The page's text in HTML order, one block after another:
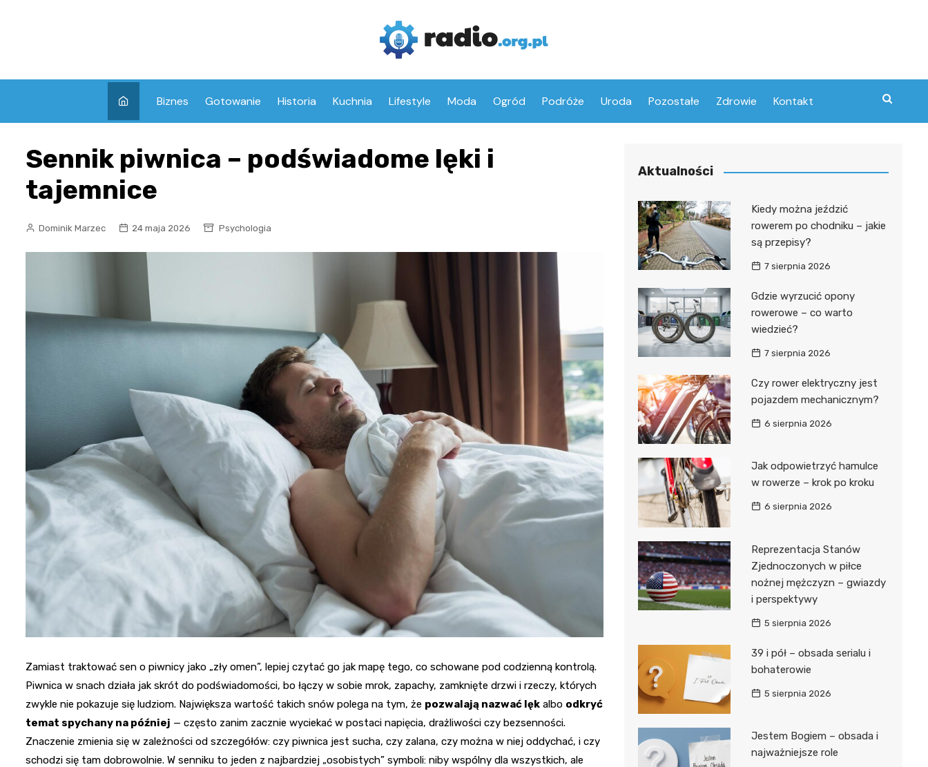
Biznes Gotowanie Historia Kuchnia Lifestyle Moda Ogród Podróże Uroda Pozostałe Zdrowie Kontakt
Sennik piwnica – podświadome lęki i
tajemnice
Dominik Marzec 24 maja 2026 Psychologia
Zamiast traktować sen o piwnicy jako „zły omen”, lepiej czytać go jak mapę tego, co schowane pod codzienną kontrolą.
Piwnica w snach działa jak skrót do podświadomości, bo łączy w sobie mrok, zapachy, zamknięte drzwi i rzeczy, których
zwykle nie pokazuje się ludziom. Największa wartość takich snów polega na tym, że pozwalają nazwać lęk albo odkryć
temat spychany na później — często zanim zacznie wyciekać w postaci napięcia, drażliwości czy bezsenności.
Znaczenie zmienia się w zależności od szczegółów: czy piwnica jest sucha, czy zalana, czy można w niej oddychać, i czy
schodzi się tam dobrowolnie. W senniku to jeden z najbardziej „osobistych” symboli: niby wspólny dla wszystkich, ale
Aktualności
Kiedy można jeździć
rowerem po chodniku – jakie
są przepisy?
7 sierpnia 2026
Gdzie wyrzucić opony
rowerowe – co warto
wiedzieć?
7 sierpnia 2026
Czy rower elektryczny jest
pojazdem mechanicznym?
6 sierpnia 2026
Jak odpowietrzyć hamulce
w rowerze – krok po kroku
6 sierpnia 2026
Reprezentacja Stanów
Zjednoczonych w piłce
nożnej mężczyzn – gwiazdy
i perspektywy
5 sierpnia 2026
39 i pół – obsada serialu i
bohaterowie
5 sierpnia 2026
Jestem Bogiem – obsada i
najważniejsze role